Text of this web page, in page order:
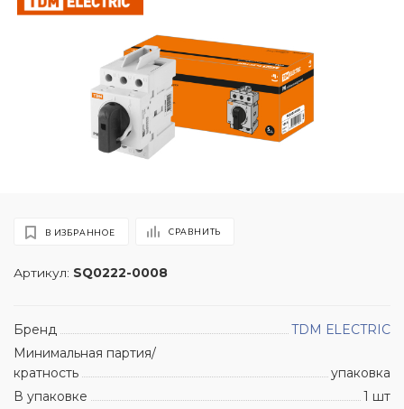
Артикул: SQ0222-0008
В ИЗБРАННОЕ СРАВНИТЬ
Бренд
TDM ЕLECTRIC
Минимальная партия/
кратность
упаковка
В упаковке
1 шт